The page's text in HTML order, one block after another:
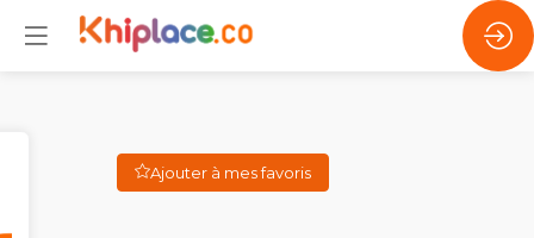
Ajouter à mes favoris